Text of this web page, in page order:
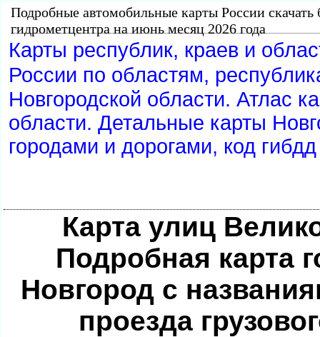
Подробные автомобильные карты России скачать
идрометцентра на июнь месяц 2026 года
Карты республик, краев и
России по областям,
Новгородской области. Атлас
области. Детальные карты
ородами и дорогами, код гибдд
Карта улиц
Подробная карта
Новгород с
проезда